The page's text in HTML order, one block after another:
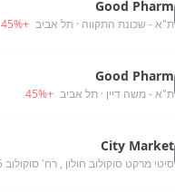
Good Pharm
ת"א - שכונת התקווה · תל אביב +
45%
Good Pharm
ת"א - משה דיין · תל אביב +
45%
City Market
סיטי מרקט סוקולוב חולון , רח' סוקולוב 75 חולון